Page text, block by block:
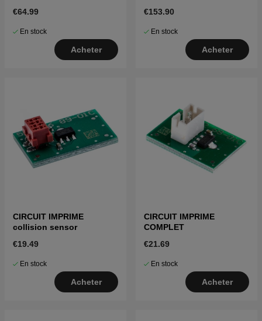
€64.99
En stock
Acheter
€153.90
En stock
Acheter
CIRCUIT IMPRIME
collision sensor
€19.49
En stock
Acheter
CIRCUIT IMPRIME
COMPLET
€21.69
En stock
Acheter